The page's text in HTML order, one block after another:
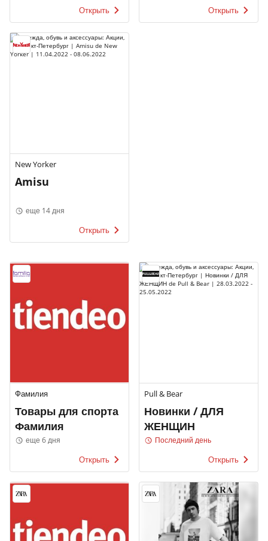
Открыть Открыть
New Yorker
Amisu
еще 14 дня
Открыть
Фамилия
Товары для спорта
Фамилия
еще 6 дня
Открыть
Pull & Bear
Новинки / ДЛЯ
ЖЕНЩИН
Последний день
Открыть